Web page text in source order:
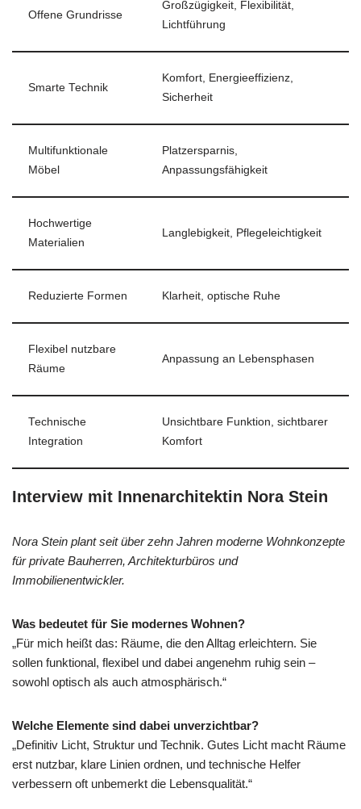
Offene Grundrisse
Großzügigkeit, Flexibilität,
Lichtführung
Smarte Technik
Komfort, Energieeffizienz,
Sicherheit
Multifunktionale
Möbel
Platzersparnis,
Anpassungsfähigkeit
Hochwertige
Materialien
Langlebigkeit, Pflegeleichtigkeit
Reduzierte Formen Klarheit, optische Ruhe
Flexibel nutzbare
Räume
Anpassung an Lebensphasen
Technische
Integration
Unsichtbare Funktion, sichtbarer
Komfort
Interview mit Innenarchitektin Nora Stein
Nora Stein plant seit über zehn Jahren moderne Wohnkonzepte
für private Bauherren, Architekturbüros und
Immobilienentwickler.
Was bedeutet für Sie modernes Wohnen?
„Für mich heißt das: Räume, die den Alltag erleichtern. Sie
sollen funktional, flexibel und dabei angenehm ruhig sein –
sowohl optisch als auch atmosphärisch.“
Welche Elemente sind dabei unverzichtbar?
„Definitiv Licht, Struktur und Technik. Gutes Licht macht Räume
erst nutzbar, klare Linien ordnen, und technische Helfer
verbessern oft unbemerkt die Lebensqualität.“